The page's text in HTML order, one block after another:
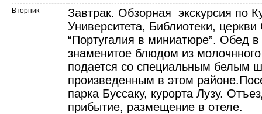
Вторник
Завтрак. Обзорная экскурсия по
Университета, Библиотеки,
“Португалия в миниатюре”. Обед
знаменитое блюдом из
подается со специальным белым
произведенным в этом
парка Буссаку, курорта Лузу.
прибытие, размещение в отеле.